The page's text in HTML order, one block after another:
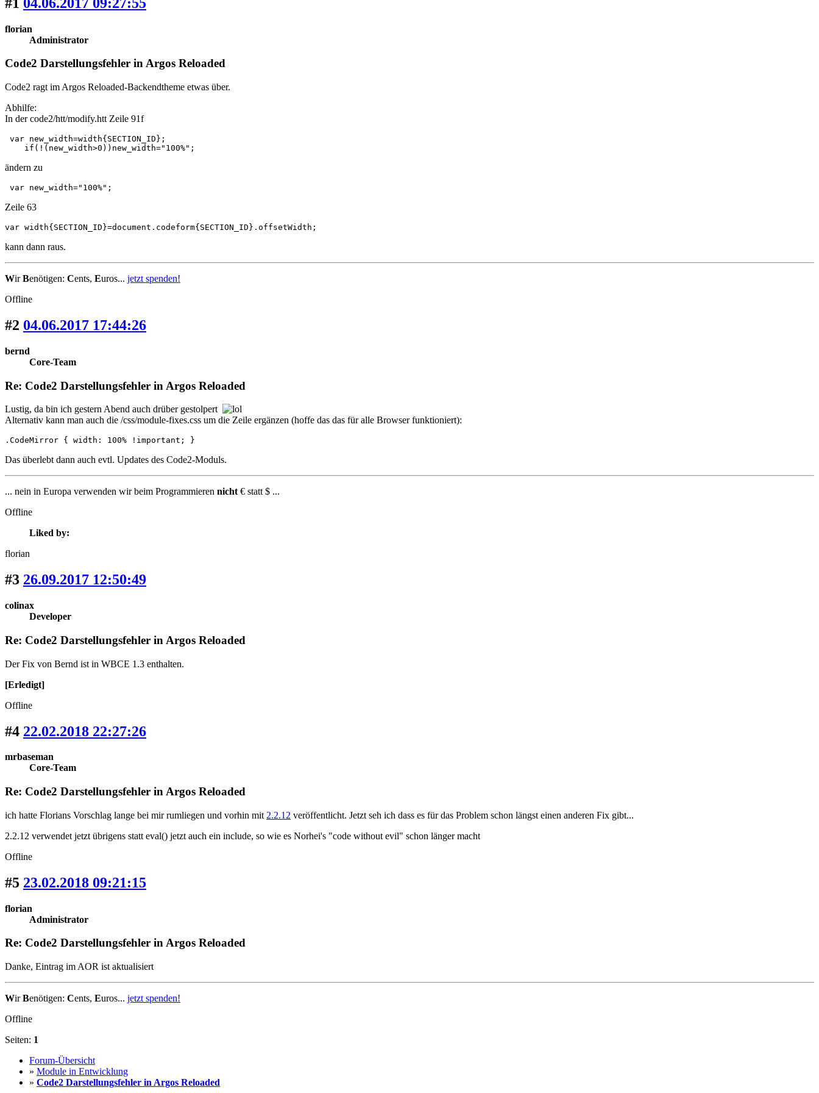
florian
Administrator
Code2 Darstellungsfehler in Argos Reloaded
Code2 ragt im Argos Reloaded-Backendtheme etwas über.
Abhilfe:
In der code2/htt/modify.htt Zeile 91f
var new_width=width{SECTION_ID};
    if(!(new_width>0))new_width="100%";
ändern zu
var new_width="100%";
Zeile 63
var width{SECTION_ID}=document.codeform{SECTION_ID}.offsetWidth;
kann dann raus.
WirBenötigen: Cents, Euros... jetzt spenden!
Offline
#2 04.06.2017 17:44:26
bernd
Core-Team
Re: Code2 Darstellungsfehler in Argos Reloaded
Lustig, da bin ich gestern Abend auch drüber gestolpert
Alternativ kann man auch die /css/module-fixes.css um die Zeile ergänzen (hoffe das das für alle Browser funktioniert):
.CodeMirror { width: 100% !important; }
Das überlebt dann auch evtl. Updates des Code2-Moduls.
... nein in Europa verwenden wir beim Programmieren nicht € statt $ ...
Offline
Liked by:
florian
#3 26.09.2017 12:50:49
colinax
Developer
Re: Code2 Darstellungsfehler in Argos Reloaded
Der Fix von Bernd ist in WBCE 1.3 enthalten.
[Erledigt]
Offline
#4 22.02.2018 22:27:26
mrbaseman
Core-Team
Re: Code2 Darstellungsfehler in Argos Reloaded
ich hatte Florians Vorschlag lange bei mir rumliegen und vorhin mit 2.2.12 veröffentlicht. Jetzt seh ich dass es für das Problem schon längst einen anderen Fix gibt...
2.2.12 verwendet jetzt übrigens statt eval() jetzt auch ein include, so wie es Norhei's "code without evil" schon länger macht
Offline
#5 23.02.2018 09:21:15
florian
Administrator
Re: Code2 Darstellungsfehler in Argos Reloaded
Danke, Eintrag im AOR ist aktualisiert
WirBenötigen: Cents, Euros... jetzt spenden!
Offline
Seiten: 1
Forum-Übersicht
» Module in Entwicklung
» Code2 Darstellungsfehler in Argos Reloaded